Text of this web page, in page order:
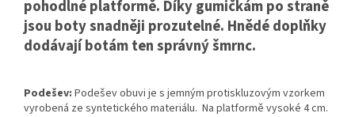
pohodlné platformě. Díky gumičkám po straně
jsou boty snadněji prozutelné. Hnědé doplňky
dodávají botám ten správný šmrnc.
Podešev: Podešev obuvi je s jemným protiskluzovým vzorkem
vyrobená ze syntetického materiálu. Na platformě vysoké 4 cm.